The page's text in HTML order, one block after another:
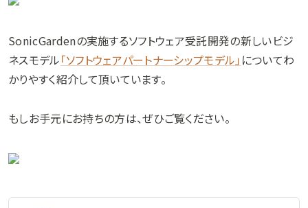
SonicGardenの実施するソフトウェア受託開発の新しいビジ
ネスモデル「ソフトウェアパートナーシップモデル」 についてわ
かりやすく紹介して頂いています。
もしお手元にお持ちの方は、ぜひご覧ください。